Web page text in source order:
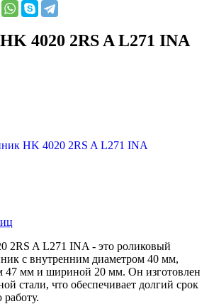
4020 2RS A L271 INA
2RS A L271 INA - это роликовый
с внутренним диаметром 40 мм,
47 мм и шириной 20 мм. Он изготовлен
стали, что обеспечивает долгий срок